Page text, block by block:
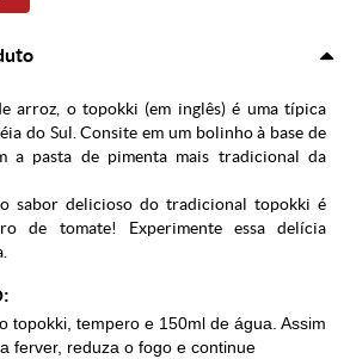
arroz, o topokki (em inglês) é uma típica
do Sul. Consite em um bolinho à base de
a pasta de pimenta mais tradicional da
sabor delicioso do tradicional topokki é
de tomate! Experimente essa delícia
topokki, tempero e 150ml de água. Assim
ferver, reduza o fogo e continue